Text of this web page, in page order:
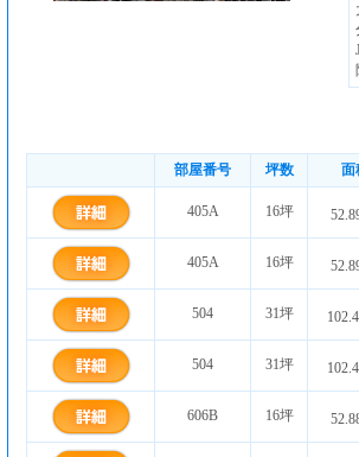
部屋番号 坪数 面
405A 16坪
405A 16坪
504 31坪
504 31坪
606B 16坪